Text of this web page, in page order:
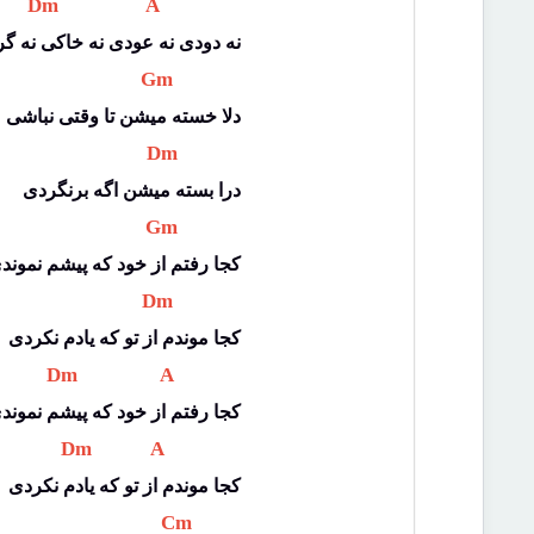
Dm A
نه دودی نه عودی نه خاکی نه
Gm
دلا خسته میشن تا وقتی نباشی
Dm
درا بسته میشن اگه برنگردی
Gm
کجا رفتم از خود که پیشم
Dm
کجا موندم از تو که یادم نکردی
Dm A
کجا رفتم از خود که پیشم
Dm A
کجا موندم از تو که یادم نکردی
Cm